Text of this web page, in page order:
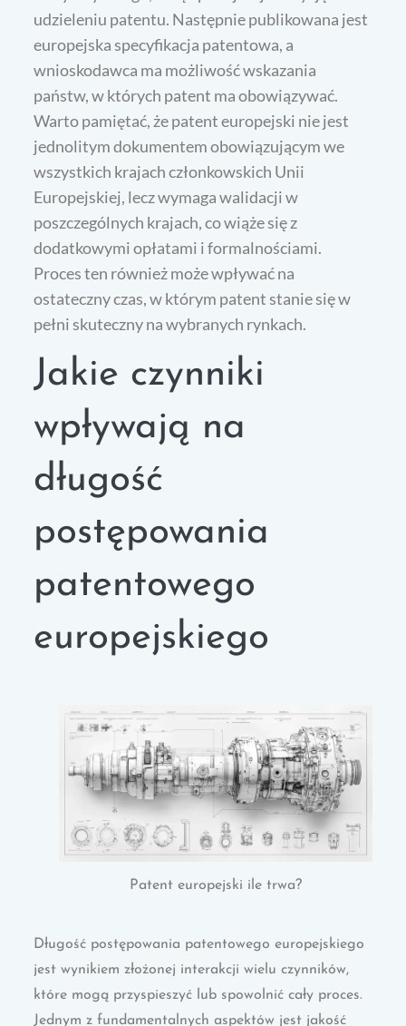
udzieleniu patentu. Następnie publikowana jest
europejska specyfikacja patentowa, a
wnioskodawca ma możliwość wskazania
państw, w których patent ma obowiązywać.
Warto pamiętać, że patent europejski nie jest
jednolitym dokumentem obowiązującym we
wszystkich krajach członkowskich Unii
Europejskiej, lecz wymaga walidacji w
poszczególnych krajach, co wiąże się z
dodatkowymi opłatami i formalnościami.
Proces ten również może wpływać na
ostateczny czas, w którym patent stanie się w
pełni skuteczny na wybranych rynkach.
Jakie czynniki
wpływają na
długość
postępowania
patentowego
europejskiego
Patent europejski ile trwa?
Długość postępowania patentowego europejskiego
jest wynikiem złożonej interakcji wielu czynników,
które mogą przyspieszyć lub spowolnić cały proces.
Jednym z fundamentalnych aspektów jest jakość